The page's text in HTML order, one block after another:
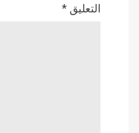
التعليق *